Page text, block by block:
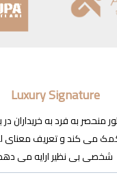
Luxury Signature
به فرد به خریداران در
می کند و تعریف معنای
شخصی بی نظیر ارایه می